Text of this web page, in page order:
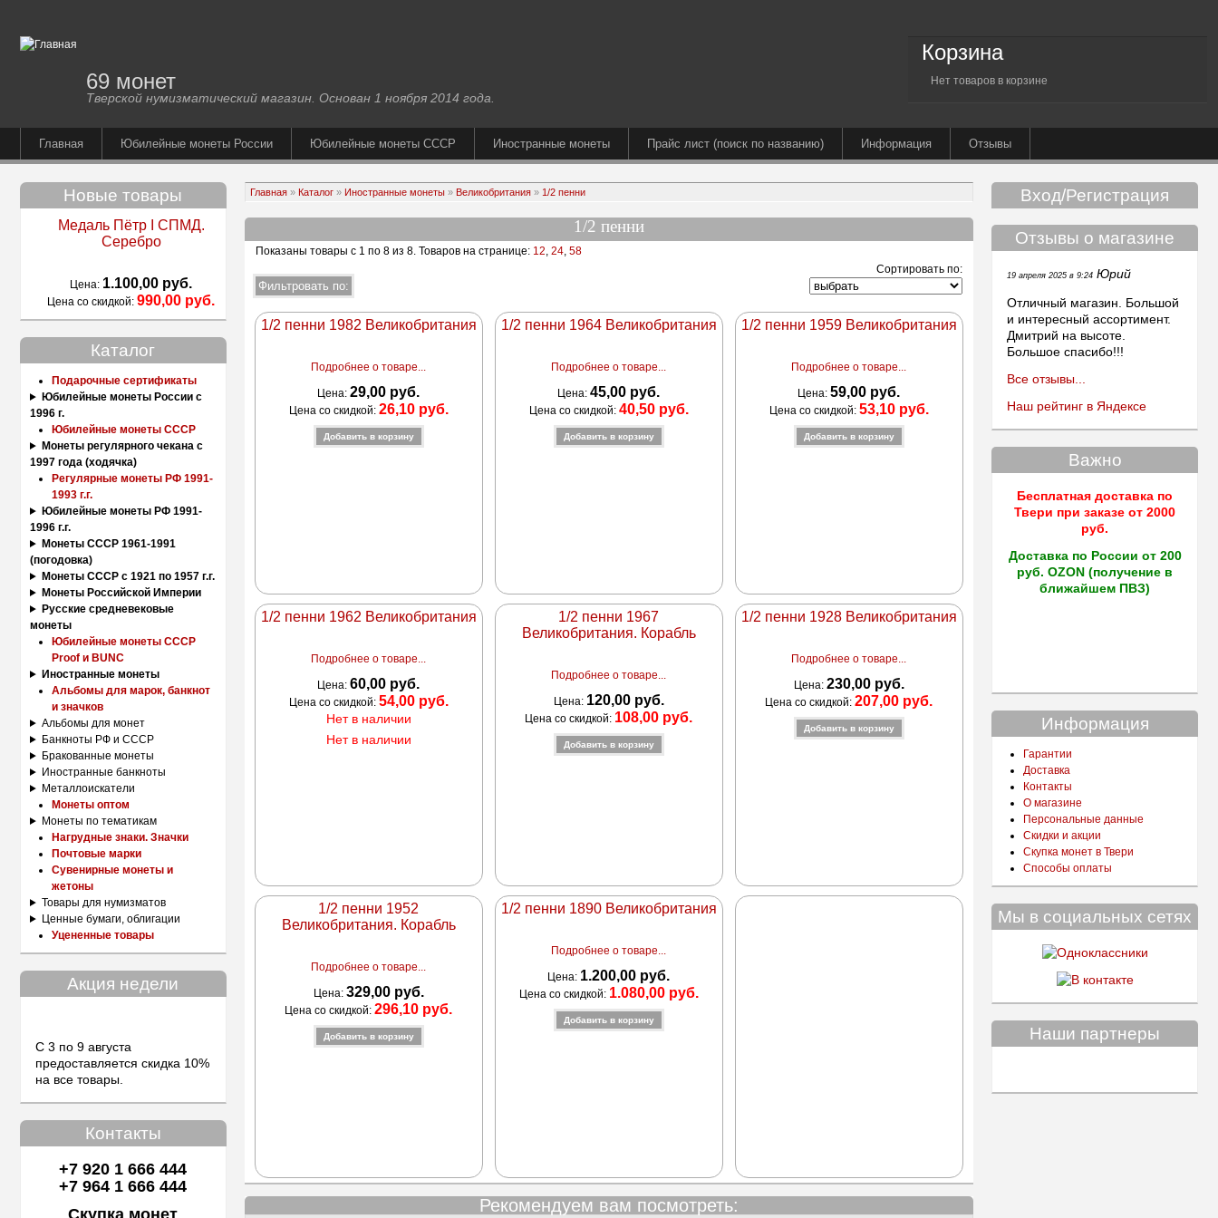
69 монет
Тверской нумизматический магазин. Основан 1 ноября 2014 года.
Корзина
Нет товаров в корзине
Главная Юбилейные монеты России Юбилейные монеты СССР Иностранные монеты Прайс лист (поиск по названию) Информация Отзывы
Новые товары
Медаль Пётр I СПМД.
Серебро
Цена: 1.100,00 руб.
Цена со скидкой:990,00 руб.
Каталог
Подарочные сертификаты
Юбилейные монеты России с
1996 г.
Юбилейные монеты СССР
Монеты регулярного чекана с
1997 года (ходячка)
Регулярные монеты РФ 1991-
1993 г.г.
Юбилейные монеты РФ 1991-
1996 г.г.
Монеты СССР 1961-1991
(погодовка)
Монеты СССР с 1921 по 1957 г.г.
Монеты Российской Империи
Русские средневековые
монеты
Юбилейные монеты СССР
Proof и BUNC
Иностранные монеты
Альбомы для марок, банкнот
и значков
Альбомы для монет
Банкноты РФ и СССР
Бракованные монеты
Иностранные банкноты
Металлоискатели
Монеты оптом
Монеты по тематикам
Нагрудные знаки. Значки
Почтовые марки
Сувенирные монеты и
жетоны
Товары для нумизматов
Ценные бумаги, облигации
Уцененные товары
Акция недели
С 3 по 9 августа
предоставляется скидка 10%
на все товары.
Контакты
+7 920 1 666 444
+7 964 1 666 444
Скупка монет
Главная» Каталог» Иностранные монеты» Великобритания» 1/2 пенни
1/2 пенни
Показаны товары с 1 по 8 из 8. Товаров на странице:12, 24, 58
Сортировать по:
1/2 пенни 1982 Великобритания
Подробнее о товаре...
Цена:29,00 руб.
Цена со скидкой: 26,10 руб.
1/2 пенни 1964 Великобритания
Подробнее о товаре...
Цена:45,00 руб.
Цена со скидкой: 40,50 руб.
1/2 пенни 1959 Великобритания
Подробнее о товаре...
Цена:59,00 руб.
Цена со скидкой: 53,10 руб.
1/2 пенни 1962 Великобритания
Подробнее о товаре...
Цена:60,00 руб.
Цена со скидкой: 54,00 руб.
Нет в наличии
Нет в наличии
1/2 пенни 1967
Великобритания. Корабль
Подробнее о товаре...
Цена: 120,00 руб.
Цена со скидкой: 108,00 руб.
1/2 пенни 1928 Великобритания
Подробнее о товаре...
Цена: 230,00 руб.
Цена со скидкой:207,00 руб.
1/2 пенни 1952
Великобритания. Корабль
Подробнее о товаре...
Цена: 329,00 руб.
Цена со скидкой:296,10 руб.
1/2 пенни 1890 Великобритания
Подробнее о товаре...
Цена: 1.200,00 руб.
Цена со скидкой: 1.080,00 руб.
Рекомендуем вам посмотреть:
Вход/Регистрация
Отзывы о магазине
19 апреля 2025 в 9:24 Юрий
Отличный магазин. Большой
и интересный ассортимент.
Дмитрий на высоте.
Большое спасибо!!!
Все отзывы...
Наш рейтинг в Яндексе
Важно
Бесплатная доставка по
Твери при заказе от 2000
руб.
Доставка по России от 200
руб. OZON (получение в
ближайшем ПВЗ)
Информация
Гарантии
Доставка
Контакты
О магазине
Персональные данные
Скидки и акции
Скупка монет в Твери
Способы оплаты
Мы в социальных сетях
Наши партнеры